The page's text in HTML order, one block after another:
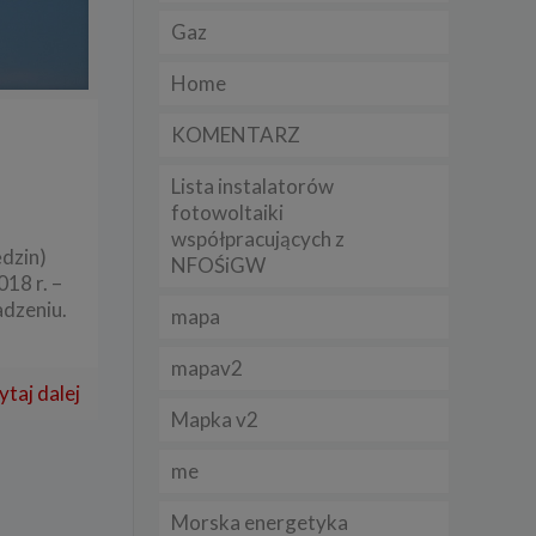
r. –
dalej
Gaz
Home
KOMENTARZ
Lista instalatorów
fotowoltaiki
współpracujących z
NFOŚiGW
mapa
mapav2
Mapka v2
me
Morska energetyka